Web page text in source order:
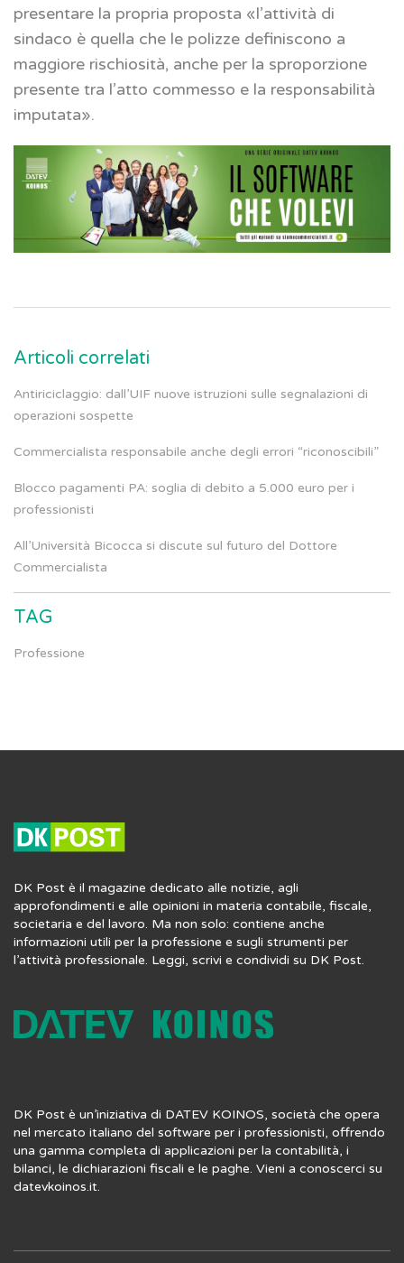
presentare la propria proposta «l’attività di
sindaco è quella che le polizze definiscono a
maggiore rischiosità, anche per la sproporzione
presente tra l’atto commesso e la responsabilità
imputata».
Articoli correlati
Antiriciclaggio: dall’UIF nuove istruzioni sulle segnalazioni di
operazioni sospette
Commercialista responsabile anche degli errori “riconoscibili”
Blocco pagamenti PA: soglia di debito a 5.000 euro per i
professionisti
All’Università Bicocca si discute sul futuro del Dottore
Commercialista
TAG
Professione
DK Post è il magazine dedicato alle notizie, agli
approfondimenti e alle opinioni in materia contabile, fiscale,
societaria e del lavoro. Ma non solo: contiene anche
informazioni utili per la professione e sugli strumenti per
l’attività professionale. Leggi, scrivi e condividi su DK Post.
DK Post è un’iniziativa di DATEV KOINOS, società che opera
nel mercato italiano del software per i professionisti, offrendo
una gamma completa di applicazioni per la contabilità, i
bilanci, le dichiarazioni fiscali e le paghe. Vieni a conoscerci su
datevkoinos.it.